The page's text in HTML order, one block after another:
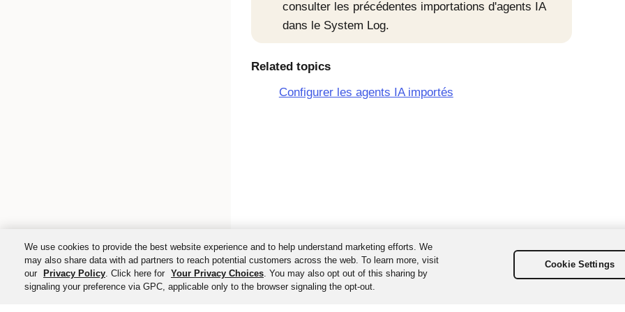
consulter les précédentes importations d'agents IA
dans le System Log.
Related topics
Configurer les agents IA importés
We use cookies to provide the best website experience and to help understand marketing efforts. We
may also share data with ad partners to reach potential customers across the web. To learn more, visit
our
Privacy Policy. Click here for Your Privacy Choices. You may also opt out of this sharing by
signaling your preference via GPC, applicable only to the browser signaling the opt-out.
Cookie Settings